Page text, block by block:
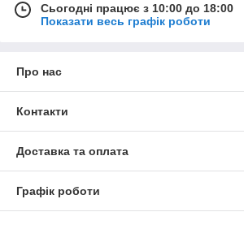
Сьогодні працює з 10:00 до 18:00
Показати весь графік роботи
Про нас
Контакти
Доставка та оплата
Графік роботи